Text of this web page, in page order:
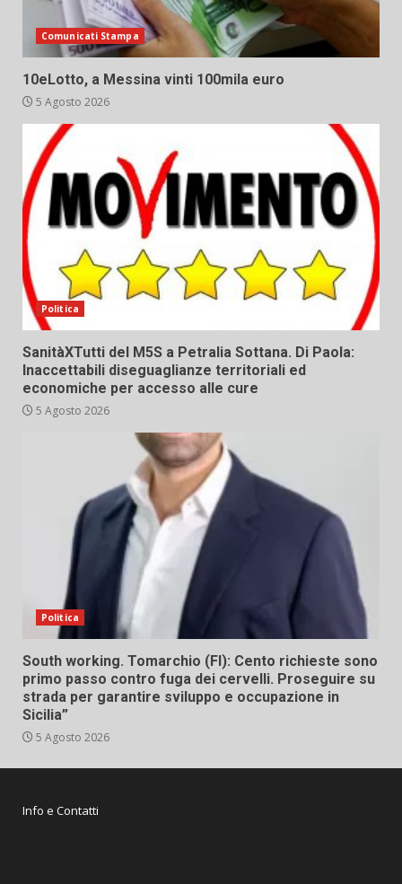
Comunicati Stampa
10eLotto, a Messina vinti 100mila euro
5 Agosto 2026
Politica
SanitàXTutti del M5S a Petralia Sottana. Di Paola:
Inaccettabili diseguaglianze territoriali ed
economiche per accesso alle cure
5 Agosto 2026
Politica
South working. Tomarchio (FI): Cento richieste sono
primo passo contro fuga dei cervelli. Proseguire su
strada per garantire sviluppo e occupazione in
Sicilia”
5 Agosto 2026
Info e Contatti